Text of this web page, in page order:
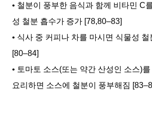
• 철분이 풍부한 음식과 함께 비타민 C
성 철분 흡수가 증가 [78,80–83]
• 식사 중 커피나 차를 마시면 식물성
[80–84]
• 토마토 소스(또는 약간 산성인 소스)를
요리하면 소스에 철분이 풍부해짐